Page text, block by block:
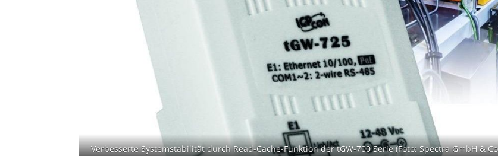
Verbesserte Systemstabilität durch Read-Cache-Funktion der tGW-700 Serie (Foto: Spectra GmbH &